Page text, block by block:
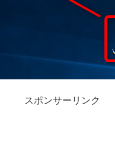
スポンサーリンク